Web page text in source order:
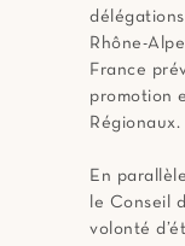
Rhône-
France
promotion
Régionaux.
En
le Conseil
volonté